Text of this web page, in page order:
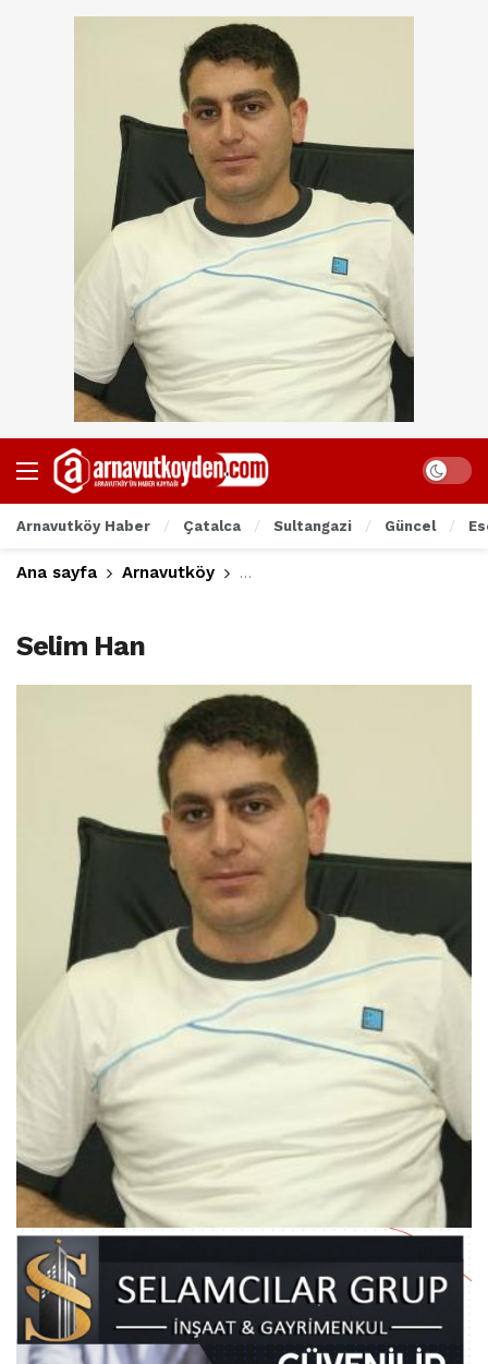
Arnavutköy Haber Çatalca Sultangazi Güncel
Ana sayfa Arnavutköy YÖK’ün Gerekçesine
Selim Han